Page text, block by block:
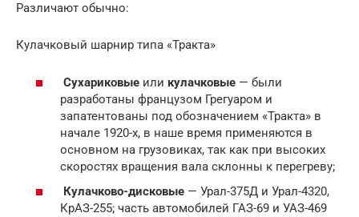
Различают обычно:
Кулачковый шарнир типа «Тракта»
Сухариковые или кулачковые — были
разработаны французом Грегуаром и
запатентованы под обозначением «Тракта» в
начале 1920-х, в наше время применяются в
основном на грузовиках, так как при высоких
скоростях вращения вала склонны к перегреву;
Кулачково-дисковые — Урал-375Д и Урал-4320,
КрАЗ-255; часть автомобилей ГАЗ-69 и УАЗ-469